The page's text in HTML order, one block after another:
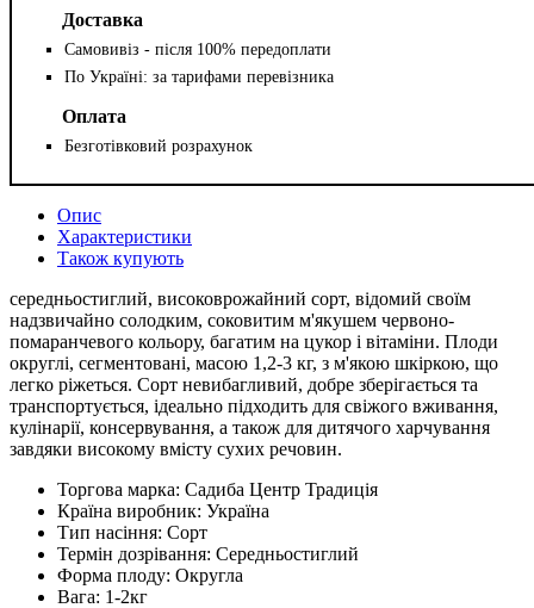
Доставка
Самовивіз - після 100% передоплати
По Україні: за тарифами перевізника
Оплата
Безготівковий розрахунок
Опис
Характеристики
Також купують
середньостиглий, високоврожайний сорт, відомий своїм
надзвичайно солодким, соковитим м'якушем червоно-
помаранчевого кольору, багатим на цукор і вітаміни. Плоди
округлі, сегментовані, масою 1,2-3 кг, з м'якою шкіркою, що
легко ріжеться. Сорт невибагливий, добре зберігається та
транспортується, ідеально підходить для свіжого вживання,
кулінарії, консервування, а також для дитячого харчування
завдяки високому вмісту сухих речовин.
Торгова марка: Садиба Центр Традиція
Країна виробник: Україна
Тип насіння: Сорт
Термін дозрівання: Середньостиглий
Форма плоду: Округла
Вага: 1-2кг